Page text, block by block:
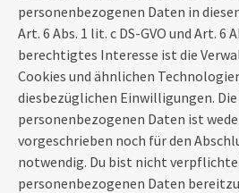
personenbezogenen Daten in
Art. 6 Abs. 1 lit. c DS-GVO und Art. 6
berechtigtes Interesse ist die
Cookies und ähnlichen
diesbezüglichen Einwilligungen.
personenbezogenen Daten ist
vorgeschrieben noch für den
notwendig. Du bist nicht
personenbezogenen Daten